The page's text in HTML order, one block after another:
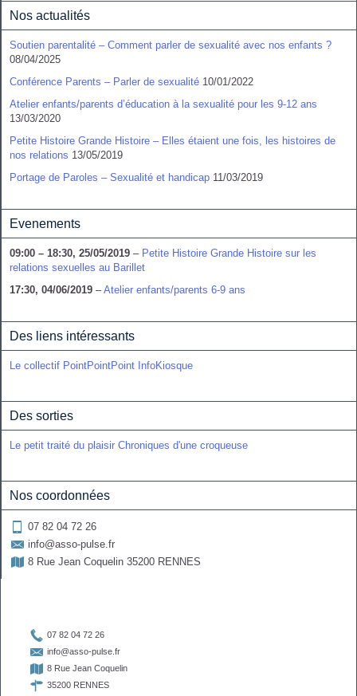
Nos actualités
Soutien parentalité – Comment parler de sexualité avec nos enfants ?
08/04/2025
Conférence Parents – Parler de sexualité 10/01/2022
Atelier enfants/parents d’éducation à la sexualité pour les 9-12 ans
13/03/2020
Petite Histoire Grande Histoire – Elles étaient une fois, les histoires de
nos relations 13/05/2019
Portage de Paroles – Sexualité et handicap 11/03/2019
Evenements
09:00 – 18:30, 25/05/2019 – Petite Histoire Grande Histoire sur les
relations sexuelles au Barillet
17:30, 04/06/2019 –Atelier enfants/parents 6-9 ans
Des liens intéressants
Le collectif PointPointPoint InfoKiosque
Des sorties
Le petit traité du plaisir Chroniques d'une croqueuse
Nos coordonnées
07 82 04 72 26
 info@asso-pulse.fr
 8 Rue Jean Coquelin 35200 RENNES
 07 82 04 72 26
 info@asso-pulse.fr
 8 Rue Jean Coquelin
 35200 RENNES